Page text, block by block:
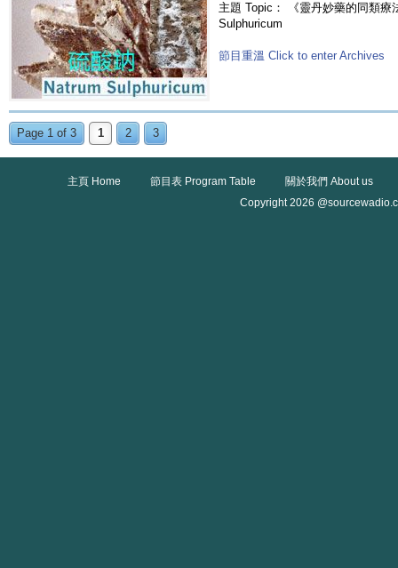
主題 Topic： 《靈丹妙藥的同類療
Sulphuricum
節目重溫 Click to enter Archives
Page 1 of 3 1 2 3
主頁 Home 節目表 Program Table
關於我們 About us
Copyright 2026